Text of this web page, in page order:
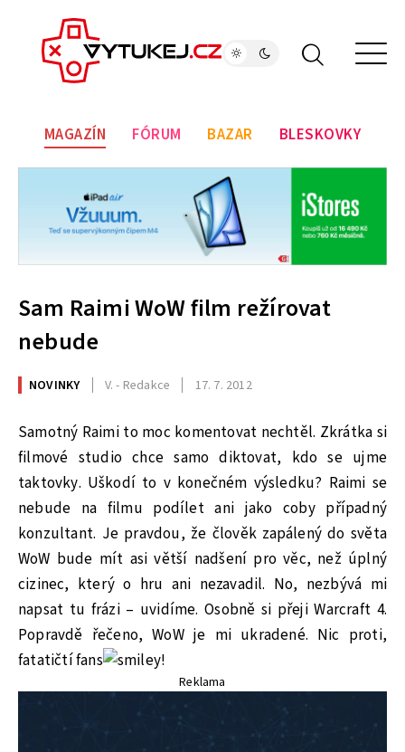
MAGAZÍN FÓRUM BAZAR BLESKOVKY
Sam Raimi WoW film režírovat
nebude
NOVINKY V. - Redakce 17. 7. 2012
Samotný Raimi to moc komentovat nechtěl. Zkrátka si
filmové studio chce samo diktovat, kdo se ujme
taktovky. Uškodí to v konečném výsledku? Raimi se
nebude na filmu podílet ani jako coby případný
konzultant. Je pravdou, že člověk zapálený do světa
WoW bude mít asi větší nadšení pro věc, než úplný
cizinec, který o hru ani nezavadil. No, nezbývá mi
napsat tu frázi – uvidíme. Osobně si přeji Warcraft 4.
Popravdě řečeno, WoW je mi ukradené. Nic proti,
fatatičtí fans
!
Reklama